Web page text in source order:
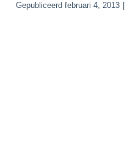
Gepubliceerd februari 4, 2013